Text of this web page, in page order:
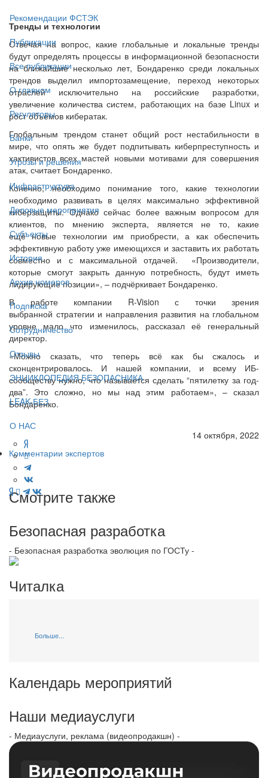
Рекомендации ФСТЭК
Публикации
Все публикации
О главном
Регуляторы
Банки
Угрозы и решения
Инфраструктура
Деловые мероприятия
Субъекты
История
Архив номеров
Подписка
Сотрудничество
Отзывы
ЭНЦИКЛОПЕДИЯ БЕЗОПАСНИКА
LEAK-БЕЗ
О НАС
Тренды и технологии
Отвечая на вопрос, какие глобальные и локальные тренды
будут определять процессы в информационной безопасности
на ближайшие несколько лет, Бондаренко среди локальных
трендов выделил импортозамещение, переход некоторых
отраслей исключительно на российские разработки,
увеличение количества систем, работающих на базе Linux и
рост объёмов кибератак.
Глобальным трендом станет общий рост нестабильности в
мире, что опять же будет подпитывать киберпреступность и
хактивистов всех мастей новыми мотивами для совершения
атак, считает Бондаренко.
Конечно, необходимо понимание того, какие технологии
необходимо развивать в целях максимально эффективной
киберзащиты. Однако сейчас более важным вопросом для
клиентов, по мнению эксперта, является не то, какие
ещё новые технологии им приобрести, а как обеспечить
эффективную работу уже имеющихся и заставить их работать
совместно и с максимальной отдачей. «Производители,
которые смогут закрыть данную потребность, будут иметь
лидирующие позиции», – подчёркивает Бондаренко.
В работе компании R-Vision с точки зрения
выбранной стратегии и направления развития на глобальном
уровне мало что изменилось, рассказал её генеральный
директор.
«Можно сказать, что теперь всё как бы сжалось и
сконцентрировалось. И нашей компании, и всему ИБ-
сообществу нужно, что называется сделать “пятилетку за год-
два”. Это сложно, но мы над этим работаем», – сказал
Бондаренко.
14 октября, 2022
Комментарии экспертов
Смотрите также
Безопасная разработка
- Безопасная разработка эволюция по ГОСТу -
Читалка
Больше...
Календарь мероприятий
Наши медиауслуги
- Медиауслуги, реклама (видеопродакшн) -